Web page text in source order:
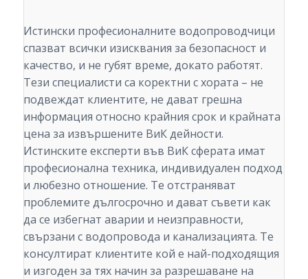
Истински професионалните водопроводчици
спазват всички изисквания за безопасност и
качество, и не губят време, докато работят.
Тези специалисти са коректни с хората – не
подвеждат клиентите, не дават грешна
информация относно крайния срок и крайната
цена за извършените ВиК дейности.
Истинските експерти във ВиК сферата имат
професионална техника, индивидуален подход
и любезно отношение. Те отстраняват
проблемите дългосрочно и дават съвети как
да се избегнат аварии и неизправности,
свързани с водопровода и канализацията. Те
консултират клиентите кой е най-подходящия
и изгоден за тях начин за разрешаване на